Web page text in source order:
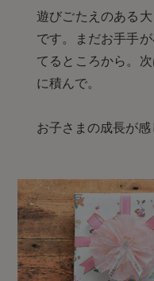
遊びごたえのある
です。まだお手手
てるところから。
に積んで。
お子さまの成長が感